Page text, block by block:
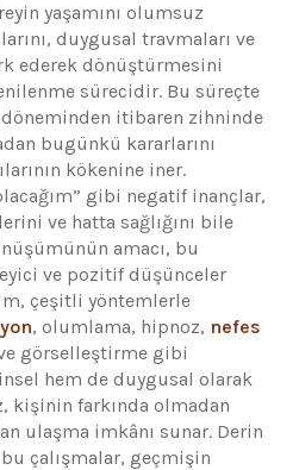
yaşamını olumsuz
duygusal travmaları ve
ederek dönüştürmesini
sürecidir. Bu süreçte
itibaren zihninde
bugünkü kararlarını
kökenine iner.
gibi negatif inançlar,
ve hatta sağlığını bile
amacı, bu
ve pozitif düşünceler
çeşitli yöntemlerle
, olumlama, hipnoz, nefes
görselleştirme gibi
hem de duygusal olarak
kişinin farkında olmadan
ulaşma imkânı sunar. Derin
çalışmalar, geçmişin